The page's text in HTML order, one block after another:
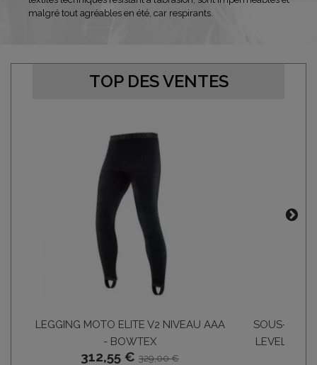
malgré tout agréables en été, car respirants.
TOP DES VENTES
LEGGING MOTO ELITE V2 NIVEAU AAA
- BOWTEX
312,55 € 329,00 €
SOUS-
LEVEL AAA